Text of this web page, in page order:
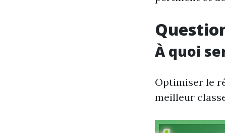
À quoi
Optimiser le
meilleur